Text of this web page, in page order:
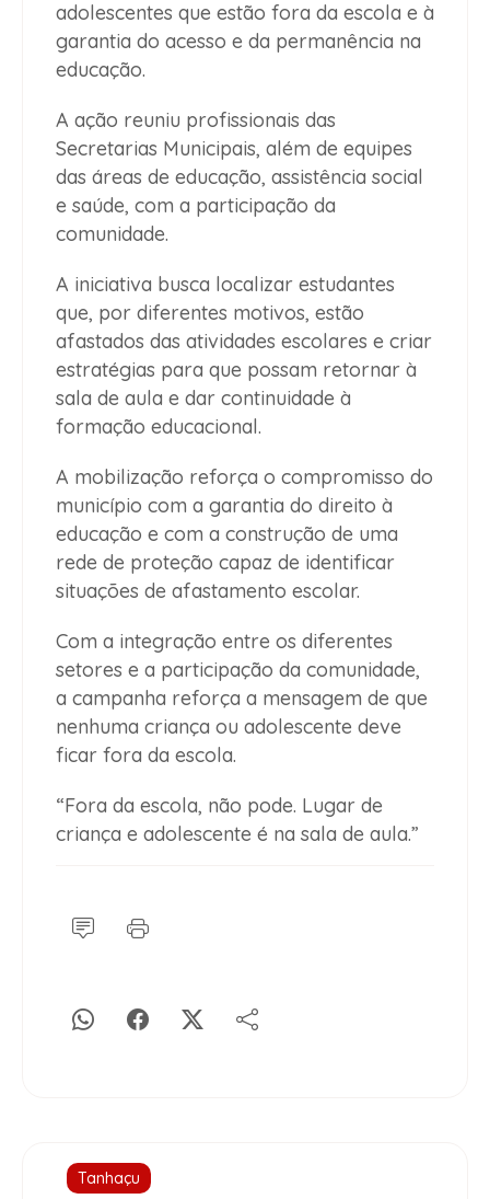
adolescentes que estão fora da escola e à
garantia do acesso e da permanência na
educação.
A ação reuniu profissionais das
Secretarias Municipais, além de equipes
das áreas de educação, assistência social
e saúde, com a participação da
comunidade.
A iniciativa busca localizar estudantes
que, por diferentes motivos, estão
afastados das atividades escolares e criar
estratégias para que possam retornar à
sala de aula e dar continuidade à
formação educacional.
A mobilização reforça o compromisso do
município com a garantia do direito à
educação e com a construção de uma
rede de proteção capaz de identificar
situações de afastamento escolar.
Com a integração entre os diferentes
setores e a participação da comunidade,
a campanha reforça a mensagem de que
nenhuma criança ou adolescente deve
ficar fora da escola.
“Fora da escola, não pode. Lugar de
criança e adolescente é na sala de aula.”
Tanhaçu